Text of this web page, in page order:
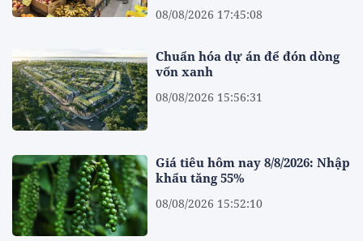
08/08/2026 17:45:08
Chuẩn hóa dự án để đón dòng
vốn xanh
08/08/2026 15:56:31
Giá tiêu hôm nay 8/8/2026: Nhập
khẩu tăng 55%
08/08/2026 15:52:10